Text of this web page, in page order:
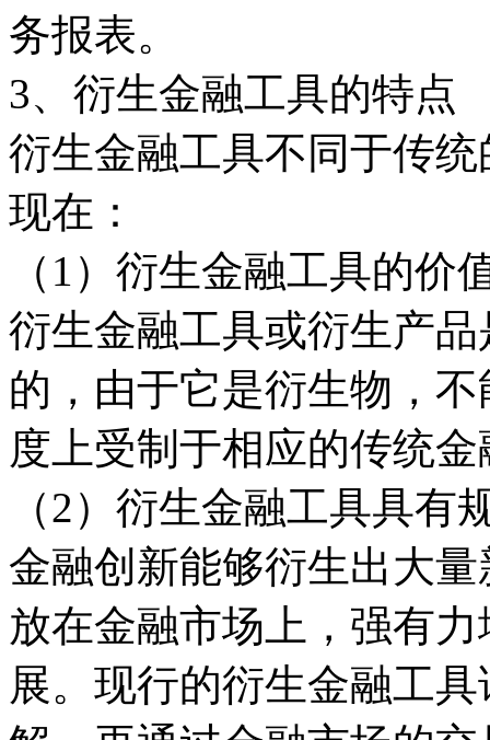
务报表。
3、衍生金融工具的特点
衍生金融工具不同于传
现在：
（1）衍生金融工具的价
衍生金融工具或衍生产
的，由于它是衍生物，
度上受制于相应的传统
（2）衍生金融工具具有
金融创新能够衍生出大
放在金融市场上，强有
展。现行的衍生金融工